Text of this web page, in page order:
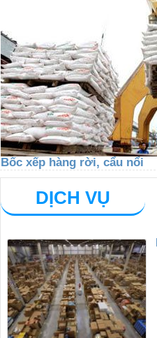
Bốc xếp hàng rời, cẩu nổi
DỊCH VỤ